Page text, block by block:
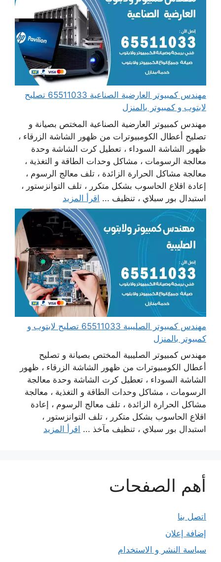
مهندس كمبيوتر العارضية الصناعية 65511033 تصليح
لابتوب و كمبيوتر بالمنزل
مهندس كمبيوتر العارضية الصناعية المختص بصيانة و
تصليح أعطال الكومبيوترات من ظهور الشاشة الزرقاء ،
ظهور الشاشة السوداء ، تعطيل كرت الشاشة وحدة
معالجة الرسومات ، مشاكل وحدات الطاقة و التغذية ،
معالجة مشاكل الحرارة الزائدة ، تلف معالج الرسوم ،
إعادة اقلاع الحاسوب بشكل متكرر ، تلف التوانزستور ،
استبدال بور سبلاي ، تنظيف ... اقرأ المزيد
مهندس كمبيوتر الصليبية 65511033 تصليح لابتوب و
كمبيوتر بالمنزل
مهندس كمبيوتر الصليبية المختص بصيانة و تصليح
أعطال الكومبيوترات من ظهور الشاشة الزرقاء ، ظهور
الشاشة السوداء ، تعطيل كرت الشاشة وحدة معالجة
الرسومات ، مشاكل وحدات الطاقة و التغذية ، معالجة
مشاكل الحرارة الزائدة ، تلف معالج الرسوم ، إعادة
اقلاع الحاسوب بشكل متكرر ، تلف التوانزستور ،
استبدال بور سبلاي ، تنظيف مآخذ ... اقرأ المزيد
أهم الصفحات
اتصل بنا
إضافة إعلان
سياسة النشر و الاستخدام